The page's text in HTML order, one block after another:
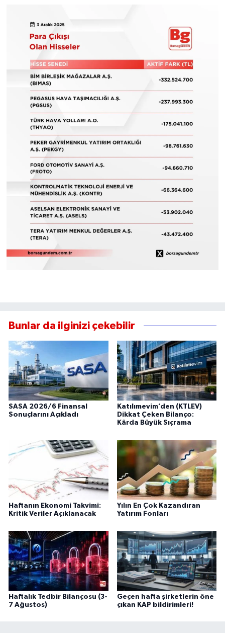
Bunlar da ilginizi çekebilir
SASA 2026/6 Finansal
Sonuçlarını Açıkladı
Katılımevim’den (KTLEV)
Dikkat Çeken Bilanço:
Kârda Büyük Sıçrama
Haftanın Ekonomi Takvimi:
Kritik Veriler Açıklanacak
Yılın En Çok Kazandıran
Yatırım Fonları
Haftalık Tedbir Bilançosu (3-
7 Ağustos)
Geçen hafta şirketlerin öne
çıkan KAP bildirimleri!